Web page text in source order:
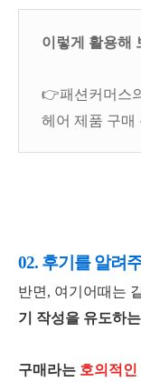
이렇게 활용해
👉패션커머스
헤어 제품 구매
02. 후기를 알려
반면, 여기어때는
기 작성을 유도하
구매라는 호의적